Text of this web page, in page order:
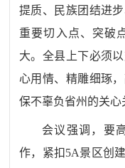
提质、民族团结进
重要切入点、突破
大。全县上下必须
心用情、精雕细琢
保不辜负省州的关心
会议强调，要
作，紧扣5A景区创